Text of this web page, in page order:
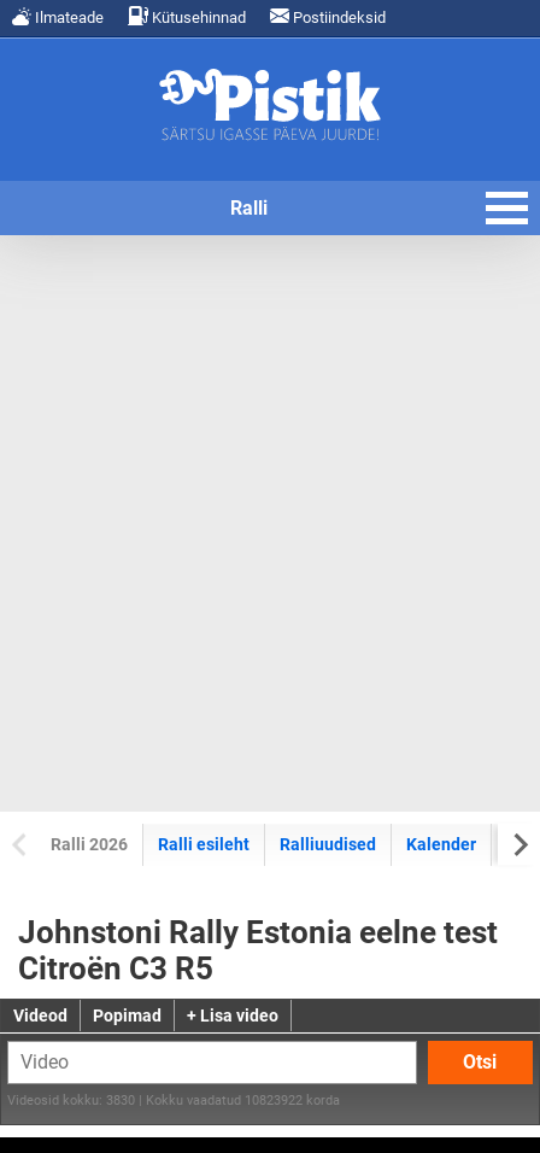
Ilmateade Kütusehinnad Postiindeksid
Ralli
Ralli 2026 Ralli esileht Ralliuudised Kalender
Johnstoni Rally Estonia eelne test
Citroën C3 R5
Videod Popimad + Lisa video
Otsi
Videosid kokku: 3830 | Kokku vaadatud 10823922 korda